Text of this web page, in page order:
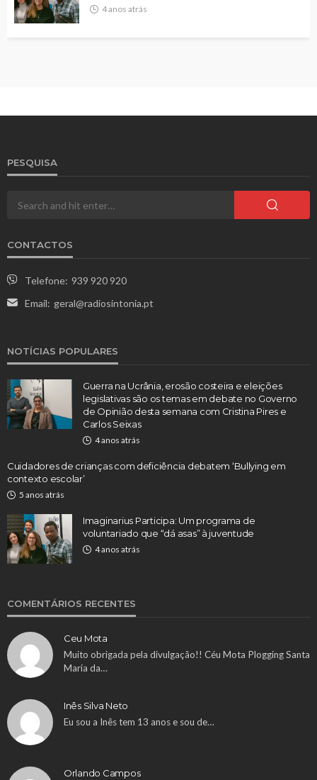
4 anos atrás
PESQUISA
CONTACTOS
Telefone: 939 920 920
Email: geral@radiosintonia.pt
NOTÍCIAS POPULARES
Guerra na Ucrânia, erosão costeira e eleições
legislativas são os temas em debate no Governo
de Opinião desta semana com Cristina Pires e
Carlos Seixas
4 anos atrás
Cuidadores de crianças com deficiência debatem ‘Bullying em
contexto escolar’
5 anos atrás
Imaginarius Participa: Um programa de
voluntariado que “dá asas” à juventude
4 anos atrás
COMENTÁRIOS RECENTES
Ceu Mota
Muito obrigada pela divulgação!! Céu Mota Plogging Santa
Maria da…
Inês Silva Neto
Eu sou a Inês tem 13 anos e sou de…
Orlando Campos